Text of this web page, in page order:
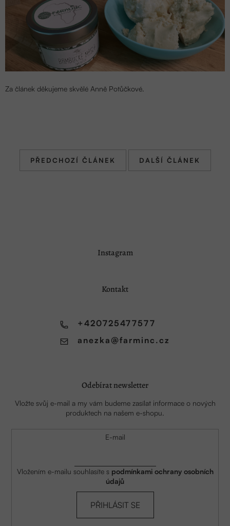
Za článek děkujeme skvělé Anně Potůčkové.
PŘEDCHOZÍ ČLÁNEK DALŠÍ ČLÁNEK
Instagram
Kontakt
anezka @farminc.cz
+420725477577
Odebírat newsletter
Vložte svůj e-mail a my vám budeme zasílat informace o nových
produktech na našem e-shopu.
E-mail
Vložením e-mailu souhlasíte s podmínkami ochrany osobních
údajů
PŘIHLÁSIT SE